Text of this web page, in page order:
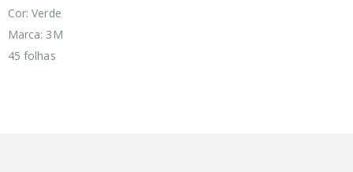
Cor: Verde
Marca: 3M
45 folhas